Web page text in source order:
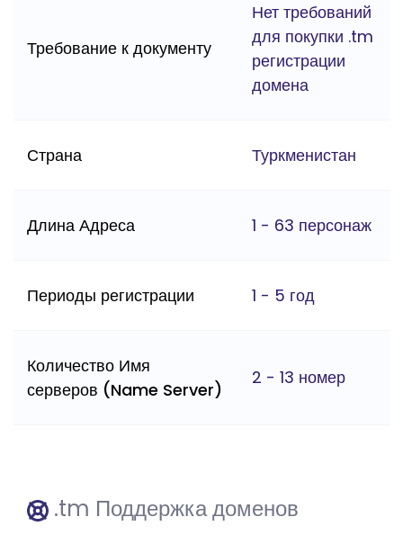
Требование к документу
Нет требований
для покупки .tm
регистрации
домена
Страна Туркменистан
Длина Адреса 1 - 63 персонаж
Периоды регистрации 1 - 5 год
Количество Имя
серверов (Name Server)
2 - 13 номер
.tm Поддержка доменов